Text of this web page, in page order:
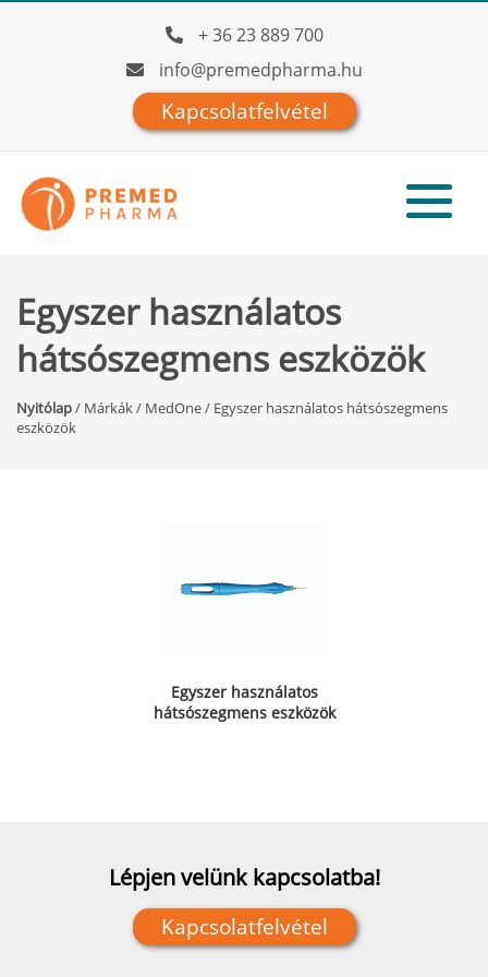
+ 36 23 889 700
info@premedpharma.hu
Kapcsolatfelvétel
Egyszer használatos
hátsószegmens eszközök
Nyitólap/ Márkák/ MedOne/ Egyszer használatos hátsószegmens
eszközök
Egyszer használatos
hátsószegmens eszközök
Lépjen velünk kapcsolatba!
Kapcsolatfelvétel